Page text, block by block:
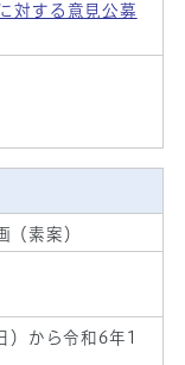
対する意見公募
（素案）
）から令和6年1